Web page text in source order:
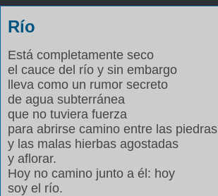
Río
Está completamente seco
el cauce del río y sin embargo
lleva como un rumor secreto
de agua subterránea
que no tuviera fuerza
para abrirse camino entre las piedras
y las malas hierbas agostadas
y aflorar.
Hoy no camino junto a él: hoy
soy el río.